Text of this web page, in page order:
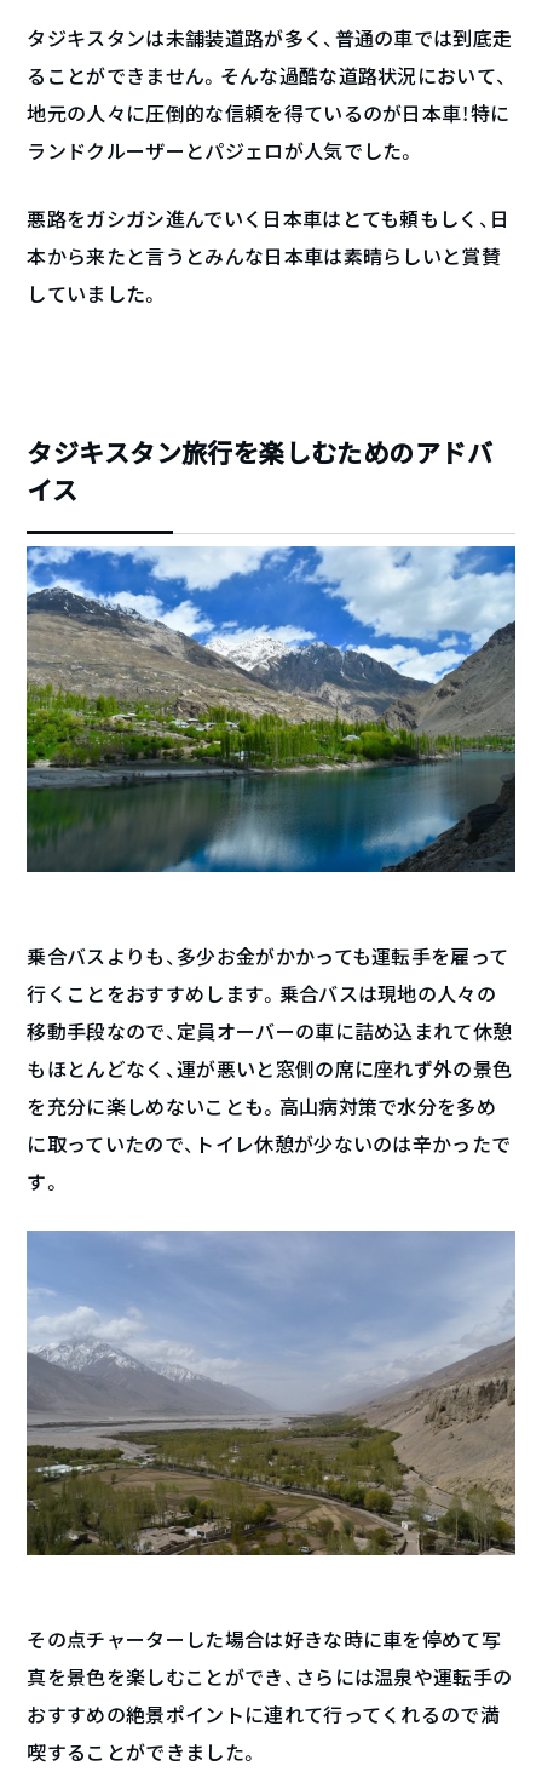
タジキスタンは未舗装道路が多く、普通の車では到底走
ることができません。そんな過酷な道路状況において、
地元の人々に圧倒的な信頼を得ているのが日本車！特に
ランドクルーザーとパジェロが人気でした。
悪路をガシガシ進んでいく日本車はとても頼もしく、日
本から来たと言うとみんな日本車は素晴らしいと賞賛
していました。
タジキスタン旅行を楽しむためのアドバ
イス
乗合バスよりも、多少お金がかかっても運転手を雇って
行くことをおすすめします。乗合バスは現地の人々の
移動手段なので、定員オーバーの車に詰め込まれて休憩
もほとんどなく、運が悪いと窓側の席に座れず外の景色
を充分に楽しめないことも。高山病対策で水分を多め
に取っていたので、トイレ休憩が少ないのは辛かったで
す。
その点チャーターした場合は好きな時に車を停めて写
真を景色を楽しむことができ、さらには温泉や運転手の
おすすめの絶景ポイントに連れて行ってくれるので満
喫することができました。